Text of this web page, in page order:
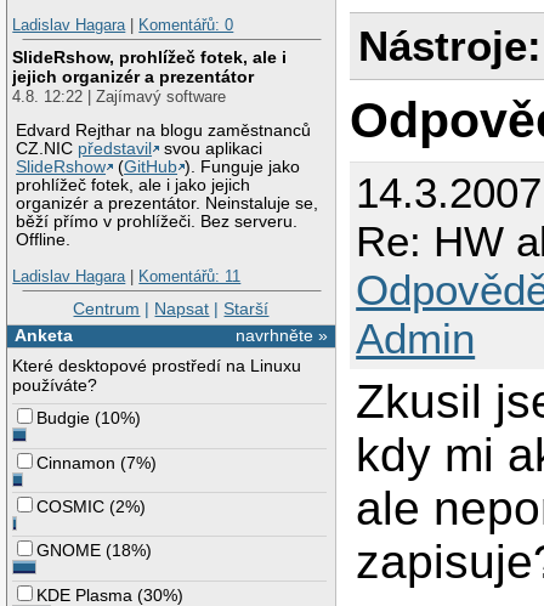
Ladislav Hagara| Komentářů: 0
SlideRshow, prohlížeč fotek, ale i
jejich organizér a prezentátor
4.8. 12:22 | Zajímavý software
Edvard Rejthar na blogu zaměstnanců
CZ.NIC představil
svou aplikaci
SlideRshow
(GitHub ). Funguje jako
prohlížeč fotek, ale i jako jejich
organizér a prezentátor. Neinstaluje se,
běží přímo v prohlížeči. Bez serveru.
Offline.
Ladislav Hagara| Komentářů: 11
Centrum | Napsat |Starší
navrhněte »
Anketa
Které desktopové prostředí na Linuxu
používáte?
Budgie (10%)
Cinnamon (7%)
COSMIC (2%)
GNOME (18%)
KDE Plasma (30%)
Nástroje:
Re: HW
Admin
Zkusil
kdy mi
ale